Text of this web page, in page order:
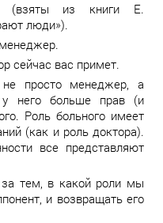
из книги Е.
люди»).
сейчас вас примет.
просто менеджер, а
него больше прав (и
Роль больного имеет
(как и роль доктора).
все представляют
за тем, в какой роли мы
и возвращать его